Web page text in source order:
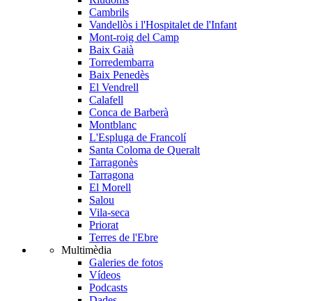
Cambrils
Vandellòs i l'Hospitalet de l'Infant
Mont-roig del Camp
Baix Gaià
Torredembarra
Baix Penedès
El Vendrell
Calafell
Conca de Barberà
Montblanc
L'Espluga de Francolí
Santa Coloma de Queralt
Tarragonès
Tarragona
El Morell
Salou
Vila-seca
Priorat
Terres de l'Ebre
Multimèdia
Galeries de fotos
Vídeos
Podcasts